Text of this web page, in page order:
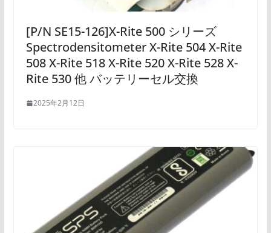
[P/N SE15-126]X-Rite 500 シリーズ
Spectrodensitometer X-Rite 504 X-Rite
508 X-Rite 518 X-Rite 520 X-Rite 528 X-
Rite 530 他 バッテリーセル交換
2025年2月12日